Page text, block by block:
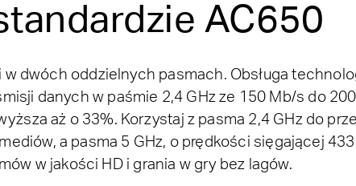
AC650
w dwóch oddzielnych pasmach. Obsługa
danych w paśmie 2,4 GHz ze 150 Mb/s do
aż o 33%. Korzystaj z pasma 2,4 GHz do
a pasma 5 GHz, o prędkości sięgającej
w jakości HD i grania w gry bez lagów.